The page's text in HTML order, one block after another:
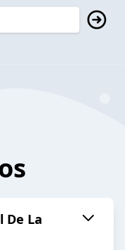
De La